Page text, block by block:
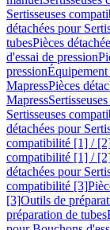
Sertisseuses
détachées pour
tubesPièces
d'essai de pression
pression
MapressPièces
Mapress
Sertisseuses
détachées pour
compatibilité [1] /
compatibilité [1] /
détachées pour
compatibilité [3]
[3]Outils de
préparation de tubes